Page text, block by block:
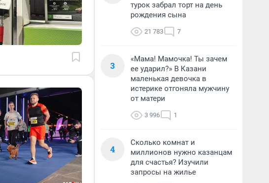
турок забрал торт на день
рождения сына
21 783 7
3
«Мама! Мамочка! Ты зачем
ее ударил?» В Казани
маленькая девочка в
истерике отгоняла мужчину
от матери
3 996 1
4
Сколько комнат и
миллионов нужно казанцам
для счастья? Изучили
запросы на жилье